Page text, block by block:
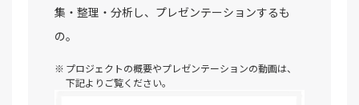
集・整理・分析し、プレゼンテーションするも
の。
プロジェクトの概要やプレゼンテーションの動画は、
下記よりご覧ください。